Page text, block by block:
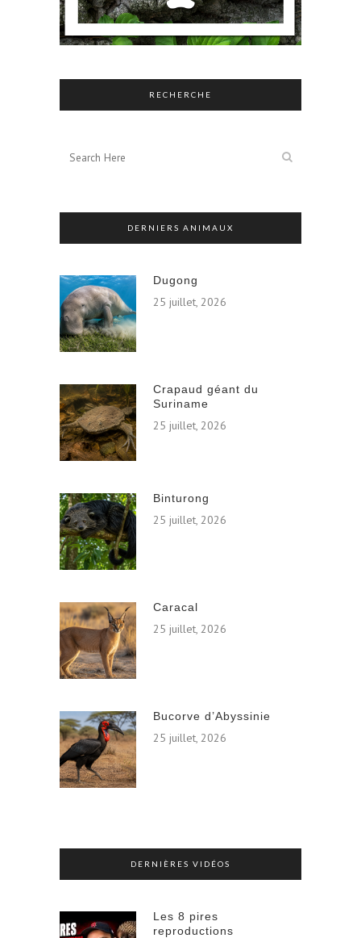
RECHERCHE
DERNIERS ANIMAUX
Dugong
25 juillet, 2026
Crapaud géant du
Suriname
25 juillet, 2026
Binturong
25 juillet, 2026
Caracal
25 juillet, 2026
Bucorve d’Abyssinie
25 juillet, 2026
DERNIÈRES VIDÉOS
Les 8 pires
reproductions